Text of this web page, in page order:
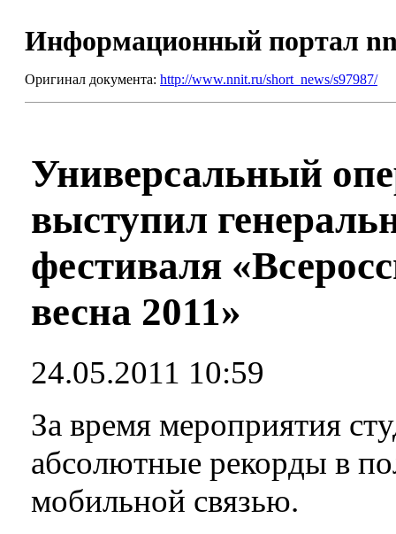
Информационный портал
Оригинал документа: http://www.nnit.ru/short_news/s97987/
Универсальный
выступил
фестиваля
весна 2011»
24.05.2011 10:59
За время мероприятия
абсолютные рекорды в
мобильной связью.